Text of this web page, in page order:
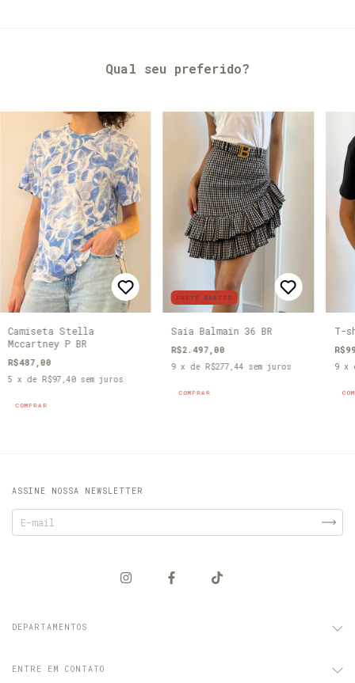
Qual seu preferido?
Camiseta Stella
Mccartney P BR
R$487,00
5 x de R$97,40 sem juros
COMPRAR
FRETE GRÁTIS
Saia Balmain 36 BR
R$2.497,00
9 x de R$277,44 sem juros
COMPRAR
T-
9 x
ASSINE NOSSA NEWSLETTER
DEPARTAMENTOS
ENTRE EM CONTATO